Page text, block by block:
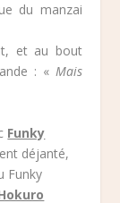
du manzai
et au bout
: « Mais
Funky
déjanté,
Funky